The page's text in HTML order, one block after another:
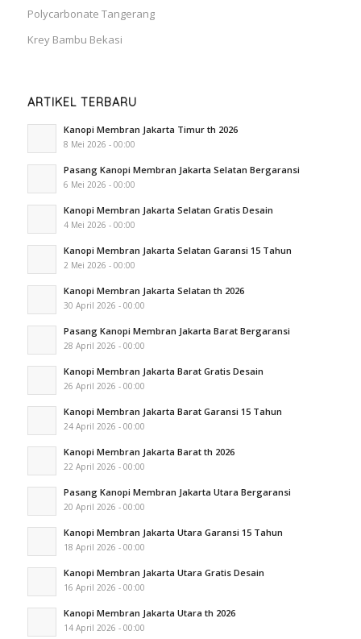
Polycarbonate Tangerang
Krey Bambu Bekasi
ARTIKEL TERBARU
Kanopi Membran Jakarta Timur th 2026
8 Mei 2026 - 00:00
Pasang Kanopi Membran Jakarta Selatan Bergaransi
6 Mei 2026 - 00:00
Kanopi Membran Jakarta Selatan Gratis Desain
4 Mei 2026 - 00:00
Kanopi Membran Jakarta Selatan Garansi 15 Tahun
2 Mei 2026 - 00:00
Kanopi Membran Jakarta Selatan th 2026
30 April 2026 - 00:00
Pasang Kanopi Membran Jakarta Barat Bergaransi
28 April 2026 - 00:00
Kanopi Membran Jakarta Barat Gratis Desain
26 April 2026 - 00:00
Kanopi Membran Jakarta Barat Garansi 15 Tahun
24 April 2026 - 00:00
Kanopi Membran Jakarta Barat th 2026
22 April 2026 - 00:00
Pasang Kanopi Membran Jakarta Utara Bergaransi
20 April 2026 - 00:00
Kanopi Membran Jakarta Utara Garansi 15 Tahun
18 April 2026 - 00:00
Kanopi Membran Jakarta Utara Gratis Desain
16 April 2026 - 00:00
Kanopi Membran Jakarta Utara th 2026
14 April 2026 - 00:00